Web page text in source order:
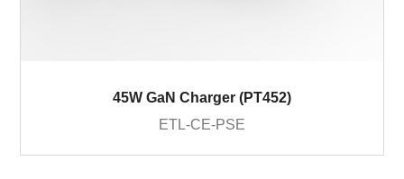
45W GaN Charger (PT452)
ETL-CE-PSE